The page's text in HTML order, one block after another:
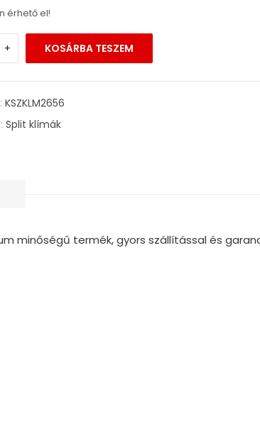
érhető el!
+ KOSÁRBA TESZEM
KSZKLM2656
Split klímák
minőségű termék, gyors szállítással és